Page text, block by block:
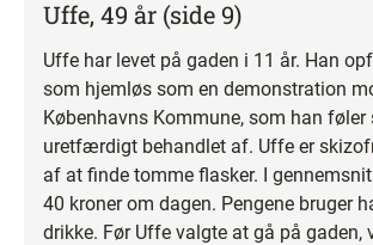
Uffe, 49 år (side 9)
Uffe har levet på gaden i 11 år. Han
som hjemløs som en demonstration
Københavns Kommune, som han føler
uretfærdigt behandlet af. Uffe er
af at finde tomme flasker. I
40 kroner om dagen. Pengene bruger
drikke. Før Uffe valgte at gå på gaden,